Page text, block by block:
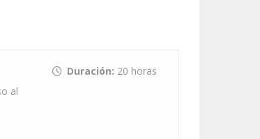
Duración: 20 horas
al